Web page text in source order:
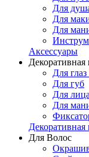
Для
Для
Для
Аксессуары
Декоративная
Для
Для губ
Для лица
Для
Декоративная
Для Волос